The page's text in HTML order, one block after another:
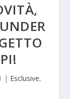
| Esclusive,